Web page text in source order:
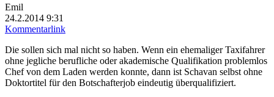
Emil
24.2.2014 9:31
Kommentarlink
Die sollen sich mal nicht so haben. Wenn ein ehemaliger Taxifahrer
ohne jegliche berufliche oder akademische Qualifikation problemlos
Chef von dem Laden werden konnte, dann ist Schavan selbst ohne
Doktortitel für den Botschafterjob eindeutig überqualifiziert.